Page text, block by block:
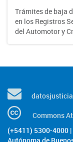
Trámites de baja
en los Registros
del Automotor y
Commons
(+5411) 5300-4000